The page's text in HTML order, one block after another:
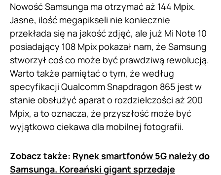
Nowość Samsunga ma otrzymać aż 144 Mpix.
Jasne, ilość megapikseli nie koniecznie
przekłada się na jakość zdjęć, ale już Mi Note 10
posiadający 108 Mpix pokazał nam, że Samsung
stworzył coś co może być prawdziwą rewolucją.
Warto także pamiętać o tym, że według
specyfikacji Qualcomm Snapdragon 865 jest w
stanie obsłużyć aparat o rozdzielczości aż 200
Mpix, a to oznacza, że przyszłość może być
wyjątkowo ciekawa dla mobilnej fotografii.
Zobacz także: Rynek smartfonów 5G należy do
Samsunga. Koreański gigant sprzedaje